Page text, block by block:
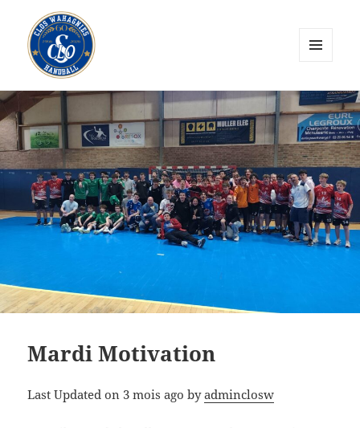
CLOS Wahagnies Handball
WIDGETS
Mardi Motivation
Last Updated on 3 mois ago byadminclosw